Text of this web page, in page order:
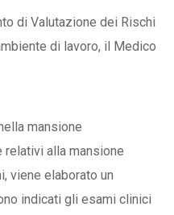
di Valutazione dei Rischi
di lavoro, il Medico
mansione
alla mansione
viene elaborato un
indicati gli esami clinici